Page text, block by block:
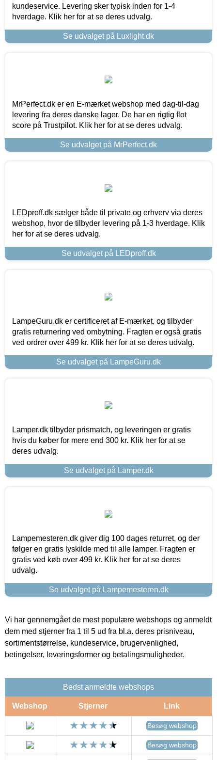
kundeservice. Levering sker typisk inden for 1-4
hverdage. Klik her for at se deres udvalg.
Se udvalget på Luxlight.dk
MrPerfect.dk er en E-mærket webshop med dag-til-dag
levering fra deres danske lager. De har en rigtig flot
score på Trustpilot. Klik her for at se deres udvalg.
Se udvalget på MrPerfect.dk
LEDproff.dk sælger både til private og erhverv via deres
webshop, hvor de tilbyder levering på 1-3 hverdage. Klik
her for at se deres udvalg.
Se udvalget på LEDproff.dk
LampeGuru.dk er certificeret af E-mærket, og tilbyder
gratis returnering ved ombytning. Fragten er også gratis
ved ordrer over 499 kr. Klik her for at se deres udvalg.
Se udvalget på LampeGuru.dk
Lamper.dk tilbyder prismatch, og leveringen er gratis
hvis du køber for mere end 300 kr. Klik her for at se
deres udvalg.
Se udvalget på Lamper.dk
Lampemesteren.dk giver dig 100 dages returret, og der
følger en gratis lyskilde med til alle lamper. Fragten er
gratis ved køb over 499 kr. Klik her for at se deres
udvalg.
Se udvalget på Lampemesteren.dk
Vi har gennemgået de mest populære webshops og anmeldt
dem med stjerner fra 1 til 5 ud fra bl.a. deres prisniveau,
sortimentstørrelse, kundeservice, brugervenlighed,
betingelser, leveringsformer og betalingsmuligheder.
Bedst anmeldte webshops
Webshop Stjerner Link
Besøg webshop
Besøg webshop